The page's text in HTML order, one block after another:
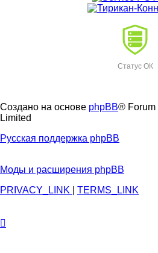
Статус ОК
Создано на основе phpBB® Forum
Limited
Русская поддержка phpBB
Моды и расширения phpBB
PRIVACY_LINK
TERMS_LINK